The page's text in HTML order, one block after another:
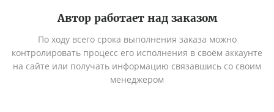
Автор работает над заказом
По ходу всего срока выполнения заказа можно
контролировать процесс его исполнения в своём аккаунте
на сайте или получать информацию связавшись со своим
менеджером